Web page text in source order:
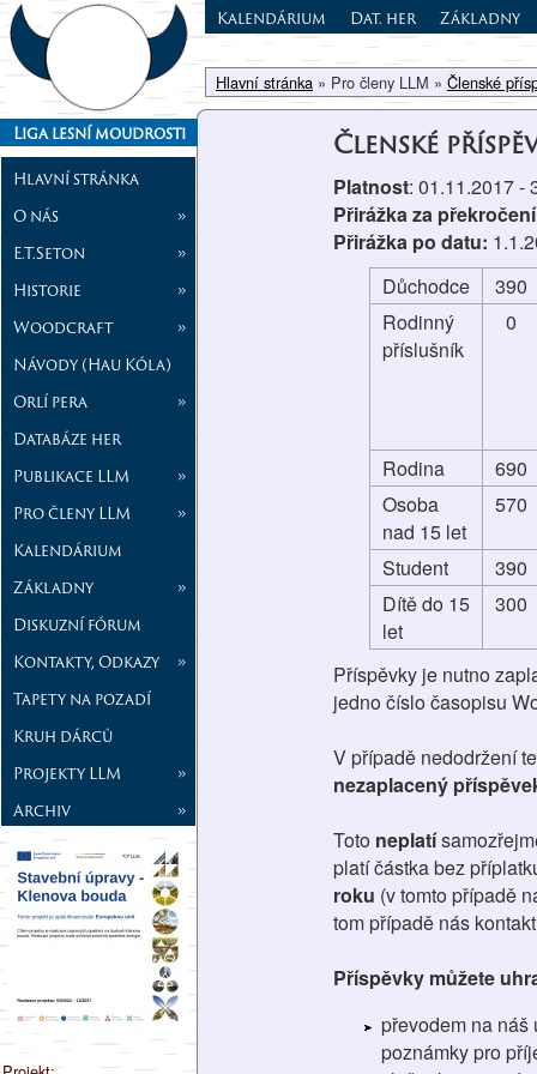
Liga lesní moudrosti
Hlavní stránka
O nás
»
E.T.Seton
»
Historie
»
Woodcraft
»
Návody (Hau Kóla)
Orlí pera
»
Databáze her
Publikace LLM
»
Pro členy LLM
»
Kalendárium
Základny
»
Diskuzní fórum
Kontakty, Odkazy
»
Tapety na pozadí
Kruh dárců
Projekty LLM
»
Archiv
»
Kalendárium Dat. her Základny
Hlavní stránka » Pro členy LLM » Členské
Členské
Platnost: 01.11.2017 -
Přirážka za
Přirážka po datu:
Důchodce
390
Rodinný
příslušník
0
Rodina
690
Osoba
nad 15 let
570
Student
390
Dítě do 15
let
300
Příspěvky je nutno
jedno číslo časopisu
V případě nedodržení
nezaplacený
Toto neplatí
platí částka bez
roku (v tomto případě
tom případě nás
Příspěvky můžete
převodem na náš
poznámky pro